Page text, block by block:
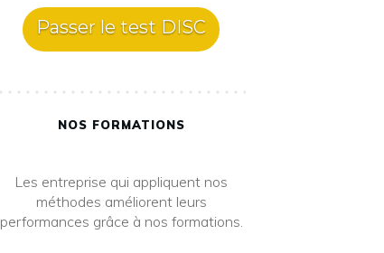
Passer le test DISC
NOS FORMATIONS
Les entreprise qui appliquent nos
méthodes améliorent leurs
performances grâce à nos formations.